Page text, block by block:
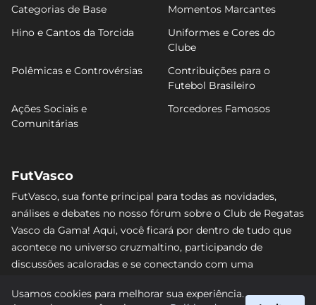
Categorias de Base
Momentos Marcantes
Hino e Cantos da Torcida
Uniformes e Cores do
Clube
Polêmicas e Controvérsias
Contribuições para o
Futebol Brasileiro
Ações Sociais e
Comunitárias
Torcedores Famosos
FutVasco
FutVasco, sua fonte principal para todas as novidades,
análises e debates no nosso fórum sobre o Club de Regatas
Vasco da Gama! Aqui, você ficará por dentro de tudo que
acontece no universo cruzmaltino, participando de
discussões acaloradas e se conectando com uma
nenhum lance e acompanhe de perto o caminho do Vasco
Usamos cookies para melhorar sua experiência.